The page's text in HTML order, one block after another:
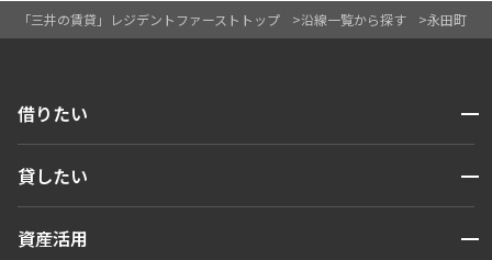
「三井の賃貸」レジデントファーストトップ 沿線一覧から探す 永田町
指定なし
新築
1年以内
3年以内
駅から徒歩
指定なし
1分以内
3分以内
借りたい 開閉
人気エリアから探す
貸したい 開閉
お問い合わせ
資産活用 開閉